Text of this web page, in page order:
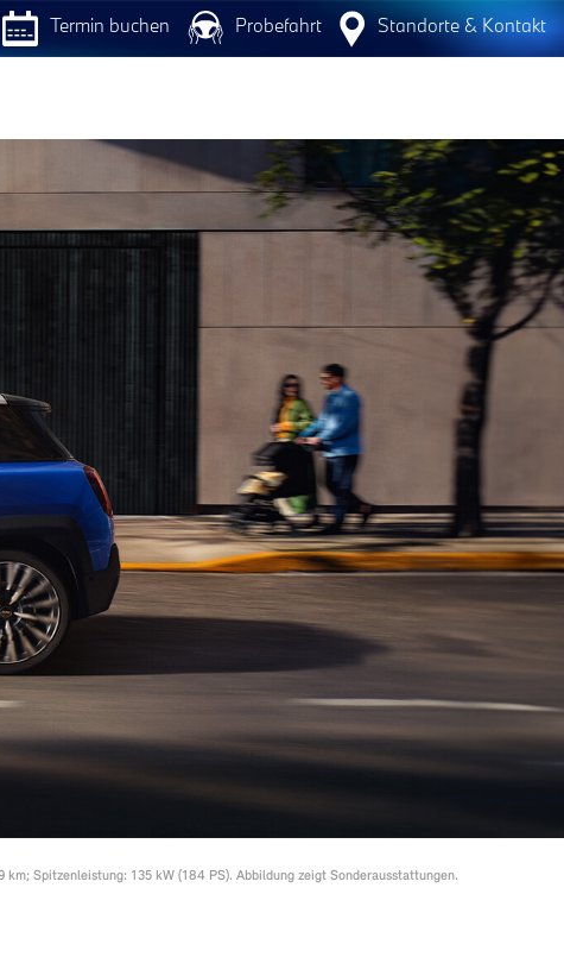
Termin buchen Probefahrt Standorte & Kontakt
Spitzenleistung: 135 kW (184 PS). Abbildung zeigt Sonderausstattungen.